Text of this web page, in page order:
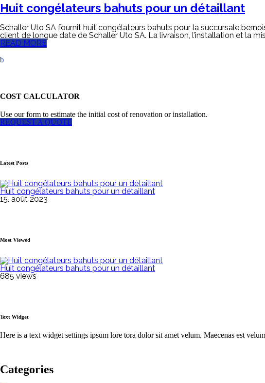
Huit congélateurs bahuts pour un détaillant
Schaller Uto SA fournit huit congélateurs bahuts pour la succursale
client de longue date de Schaller Uto SA. La livraison, l’installation et la
READ MORE
COST CALCULATOR
Use our form to estimate the initial cost of renovation or installation.
REQUEST A QUOTE
Latest Posts
Huit congélateurs bahuts pour un détaillant
15. août 2023
Most Viewed
Huit congélateurs bahuts pour un détaillant
685 views
Text Widget
Here is a text widget settings ipsum lore tora dolor sit amet velum. Maecenas est
Categories